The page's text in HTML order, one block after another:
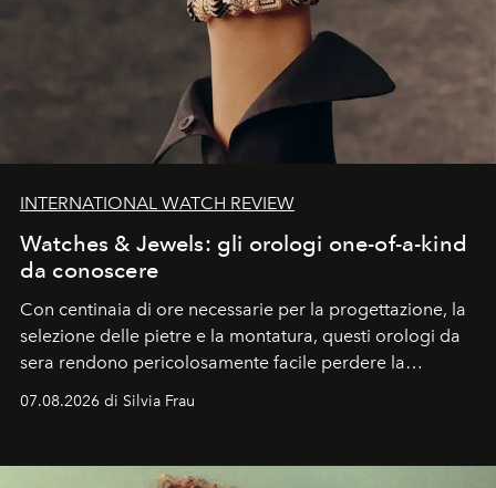
INTERNATIONAL WATCH REVIEW
Watches & Jewels: gli orologi one-of-a-kind
da conoscere
Con centinaia di ore necessarie per la progettazione, la
selezione delle pietre e la montatura, questi orologi da
sera rendono pericolosamente facile perdere la
cognizione del tempo. Ma con quadranti così
07.08.2026 di Silvia Frau